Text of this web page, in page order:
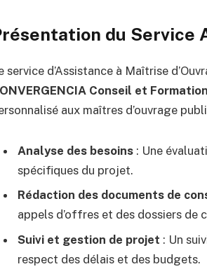
du Service
service d’Assistance à Maîtrise
Conseil et Formation
aux maîtres d’ouvrage
Analyse des besoins: Une
spécifiques du projet.
Rédaction des documents de
appels d’offres et des dossiers de
Suivi et gestion de projet : Un
respect des délais et des budgets.